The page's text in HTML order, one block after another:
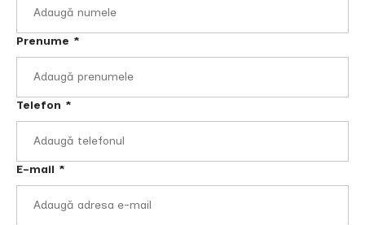
Prenume *
Telefon *
E-mail *